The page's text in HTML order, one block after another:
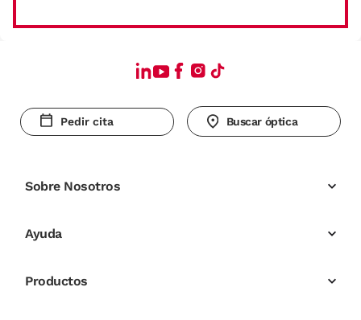
Pedir cita Buscar óptica
Sobre Nosotros
Ayuda
Productos